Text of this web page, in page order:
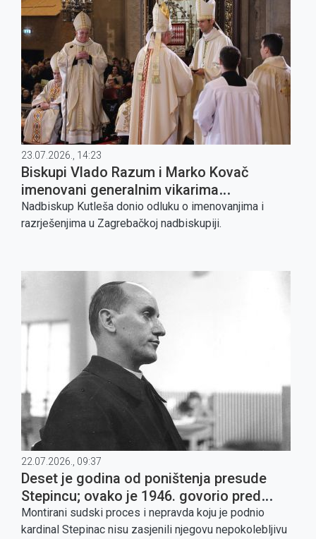
23.07.2026., 14:23
Biskupi Vlado Razum i Marko Kovač
imenovani generalnim vikarima
Zagrebačke nadbiskupije
Nadbiskup Kutleša donio odluku o imenovanjima i
razrješenjima u Zagrebačkoj nadbiskupiji.
22.07.2026., 09:37
Deset je godina od poništenja presude
Stepincu; ovako je 1946. govorio pred
sudom
Montirani sudski proces i nepravda koju je podnio
kardinal Stepinac nisu zasjenili njegovu nepokolebljivu